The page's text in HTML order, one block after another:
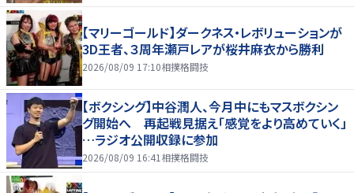
【マリーゴールド】ダークネス・レボリューションが
3D王者、３周年瀬戸レアが桜井麻衣から勝利
2026/08/09 17:10相撲格闘技
【ボクシング】中谷潤人、今月中にもマスボクシン
グ開始へ 再起戦見据え「感覚をより高めていく」
…ラジオ公開収録に参加
2026/08/09 16:41 相撲格闘技